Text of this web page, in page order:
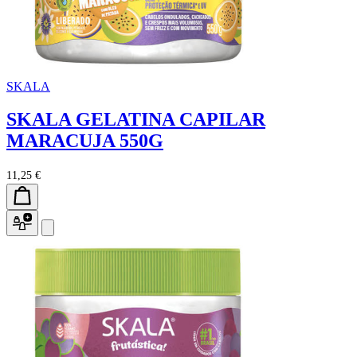
SKALA
SKALA GELATINA CAPILAR
MARACUJA 550G
11,25 €